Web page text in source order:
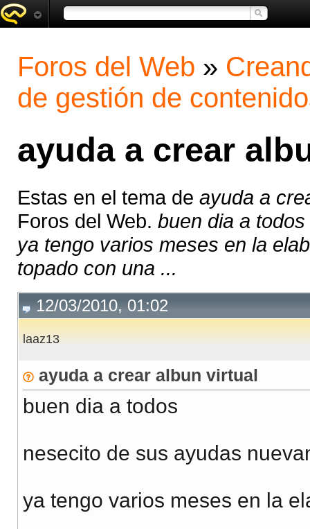
Foros del Web »
de gestión de
ayuda a crear
Estas en el tema de ayuda a
Foros del Web. buen dia a
ya tengo varios meses en la
topado con una ...
12/03/2010, 01:02
laaz13
ayuda a crear albun virtual
buen dia a todos
nesecito de sus ayudas
ya tengo varios meses en la